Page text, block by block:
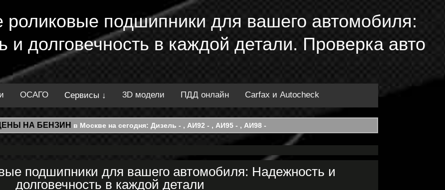
роликовые подшипники для вашего автомобиля:
и долговечность в каждой детали. Проверка авто
ОСАГО Сервисы ↓ 3D модели ПДД онлайн Carfax и Autocheck
НА БЕНЗИН в Москве на сегодня: Дизель - , АИ92 - , АИ95 - , АИ98 -
подшипники для вашего автомобиля: Надежность и
долговечность в каждой детали